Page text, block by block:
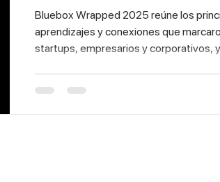
Bluebox Wrapped 2025 reúne los
aprendizajes y conexiones que
startups, empresarios y corporativos, y